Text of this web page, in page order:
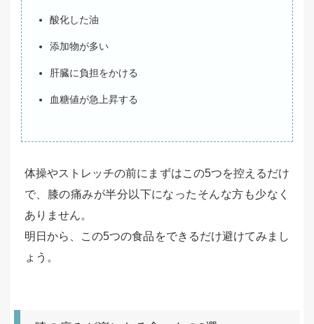
酸化した油
添加物が多い
肝臓に負担をかける
血糖値が急上昇する
体操やストレッチの前にまずはこの5つを控えるだけ
で、膝の痛みが半分以下になったそんな方も少なく
ありません。
明日から、この5つの食品をできるだけ避けてみまし
ょう。